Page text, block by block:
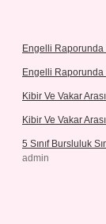
Engelli
Engelli
Kibir Ve Vakar
Kibir Ve Vakar
5 Sınıf Bursluluk
admin